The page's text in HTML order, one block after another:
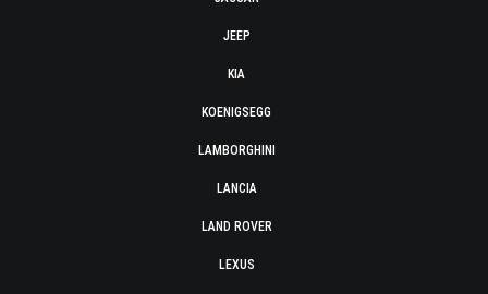
JEEP
KIA
KOENIGSEGG
LAMBORGHINI
LANCIA
LAND ROVER
LEXUS